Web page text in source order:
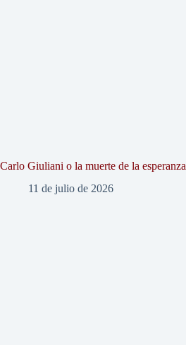
Carlo Giuliani o la muerte de la esperanza
11 de julio de 2026